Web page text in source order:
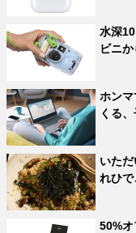
水深
ビニ
ホン
くる
いた
れひで
50%